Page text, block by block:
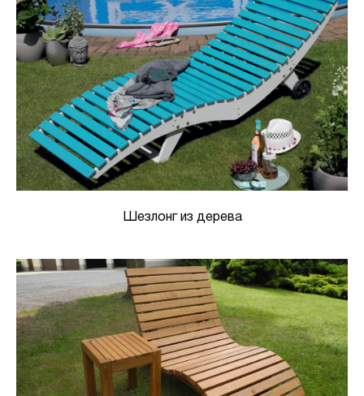
Шезлонг из дерева